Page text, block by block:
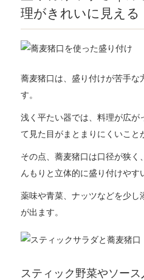
理がきれいに見える
蕎麦猪口は、盛り付けが苦手な
す。
浅く平たい器では、料理が広が
て見た目がまとまりにくいこと
その点、蕎麦猪口は口径が狭く
んもりと立体的に盛り付けやす
薬味や青菜、ナッツなどを少し
が出ます。
スティック野菜やソース